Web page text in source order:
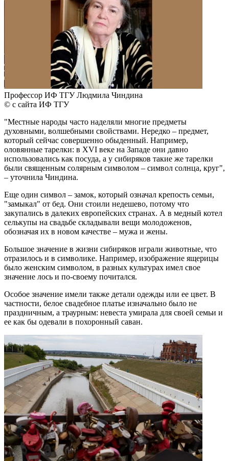
Профессор ИФ ТГУ Людмила Чиндина
© с сайта ИФ ТГУ
"Местные народы часто наделяли многие предметы
духовными, волшебными свойствами. Нередко – предмет,
который сейчас совершенно обыденный. Например,
оловянные тарелки: в XVI веке на Западе они давно
использовались как посуда, а у сибиряков такие же тарелки
были священным солярным символом – символ солнца, круг",
– уточнила Чиндина.
Еще один символ – замок, который означал крепость семьи,
"замыкал" от бед. Они стоили недешево, потому что
закупались в далеких европейских странах. А в медный котел
селькупы на свадьбе складывали вещи молодоженов,
обозначая их в новом качестве – мужа и жены.
Большое значение в жизни сибиряков играли животные, что
отразилось и в символике. Например, изображение ящерицы
было женским символом, в разных культурах имел свое
значение лось и по-своему почитался.
Особое значение имели также детали одежды или ее цвет. В
частности, белое свадебное платье изначально было не
праздничным, а траурным: невеста умирала для своей семьи и
ее как бы одевали в похоронный саван.